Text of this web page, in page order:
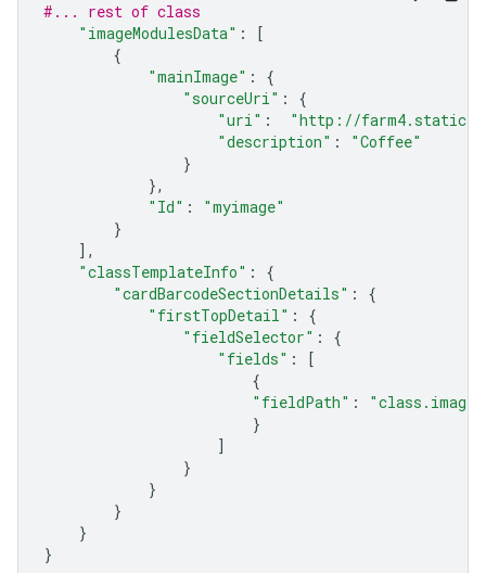
#... rest of class
"imageModulesData" :
[
{
"mainImage" :
{
"sourceUri" :
{
"uri" :
"http://
"description" :
"Coffee"
}
},
"Id" :
"myimage"
}
],
"classTemplateInfo" :
{
"cardBarcodeSectionDetails" :
{
"firstTopDetail" :
{
"fieldSelector" :
{
"fields" :
[
{
"fieldPath" :
}
]
}
}
}
}
}